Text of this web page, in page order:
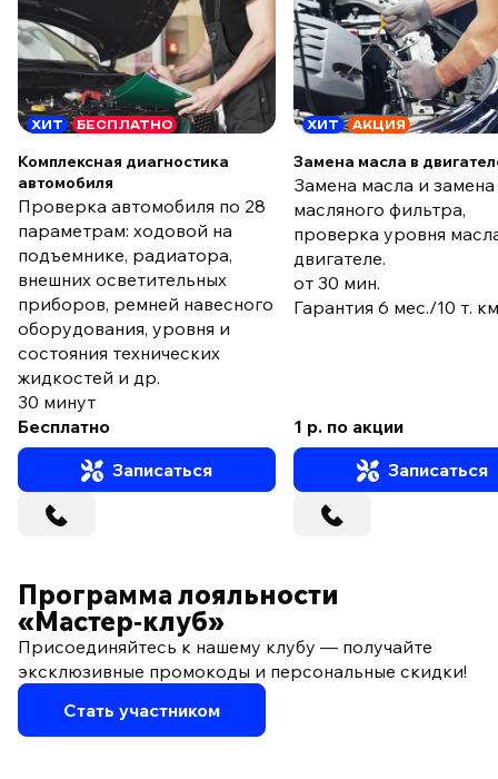
ХИТ БЕСПЛАТНО
Комплексная диагностика
автомобиля
Проверка автомобиля по 28
параметрам: ходовой на
подъемнике, радиатора,
внешних осветительных
приборов, ремней навесного
оборудования, уровня и
состояния технических
жидкостей и др.
30 минут
Бесплатно
Записаться
ХИТ АКЦИЯ
Замена масла в
Замена масла и замена
масляного фильтра,
проверка уровня
двигателе.
от 30 мин.
Гарантия 6 мес./10 т.
1 р. по акции
Записаться
Программа лояльности
«Мастер‑клуб»
Присоединяйтесь к нашему клубу — получайте
эксклюзивные промокоды и персональные скидки!
Стать участником